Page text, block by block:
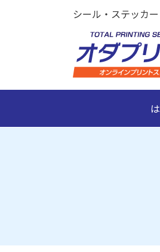
シール・ステッカ
シール・
ッカー印
オダプリ